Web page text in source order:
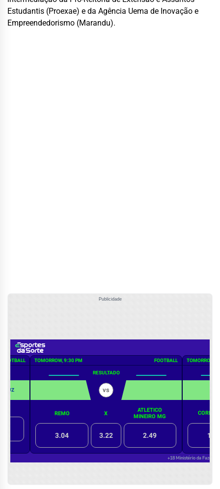
Estudantis (Proexae) e da Agência Uema de Inovação e
Empreendedorismo (Marandu).
Publicidade